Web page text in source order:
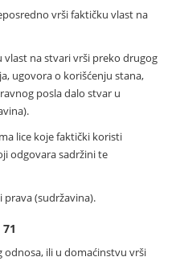
vrši faktičku vlast na
vlast na stvari vrši preko drugog
ugovora o korišćenju stana,
posla dalo stvar u
lice koje faktički koristi
odgovara sadržini te
prava (sudržavina).
odnosa, ili u domaćinstvu vrši